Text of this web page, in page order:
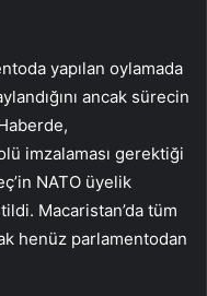
yapılan oylamada
ancak sürecin
imzalaması gerektiği
NATO üyelik
Macaristan’da tüm
henüz parlamentodan